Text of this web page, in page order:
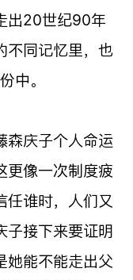
出20世纪90年
不同记忆里，也
中。
森庆子个人命运
更像一次制度疲
任谁时，人们又
子接下来要证明
她能不能走出父